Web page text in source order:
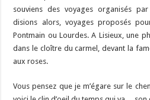
souviens des voyages organisés
disions alors, voyages proposés
Pontmain ou Lourdes. A Lisieux, une
dans le cloître du carmel, devant la
aux roses.
Vous pensez que je m’égare sur le